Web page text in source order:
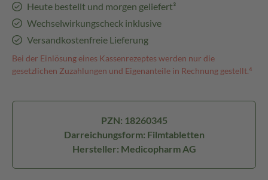
Heute bestellt und morgen geliefert³
Wechselwirkungscheck inklusive
Versandkostenfreie Lieferung
Bei der Einlösung eines Kassenrezeptes werden nur die
gesetzlichen Zuzahlungen und Eigenanteile in Rechnung gestellt.⁴
PZN: 18260345
Darreichungsform: Filmtabletten
Hersteller: Medicopharm AG